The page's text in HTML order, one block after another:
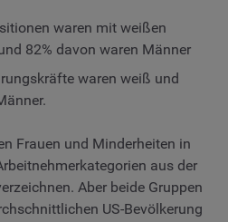
waren mit weißen
82% davon waren Männer
waren weiß und
Frauen und Minderheiten in
aus der
Aber beide Gruppen
US-Bevölkerung